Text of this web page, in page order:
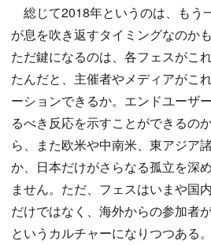
総じて2018年というのは、もう
が息を吹き返すタイミングなのか
ただ鍵になるのは、各フェスがこ
たんだと、主催者やメディアがこ
ーションできるか。エンドユーザ
るべき反応を示すことができるの
ら、また欧米や中南米、東アジア
か、日本だけがさらなる孤立を深
ません。ただ、フェスはいまや国
だけではなく、海外からの参加者
というカルチャーになりつつある